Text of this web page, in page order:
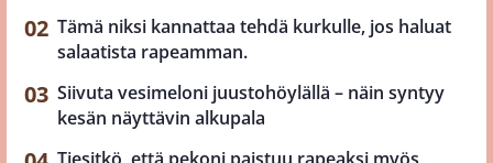
Tämä niksi kannattaa tehdä kurkulle, jos haluat
salaatista rapeamman.
Siivuta vesimeloni juustohöylällä – näin syntyy
kesän näyttävin alkupala